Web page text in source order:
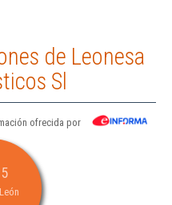
de Leonesa
Sl
ofrecida por